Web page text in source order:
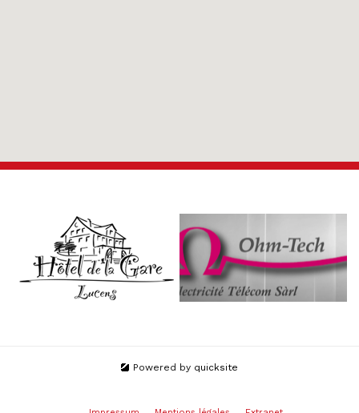
Powered by quicksite